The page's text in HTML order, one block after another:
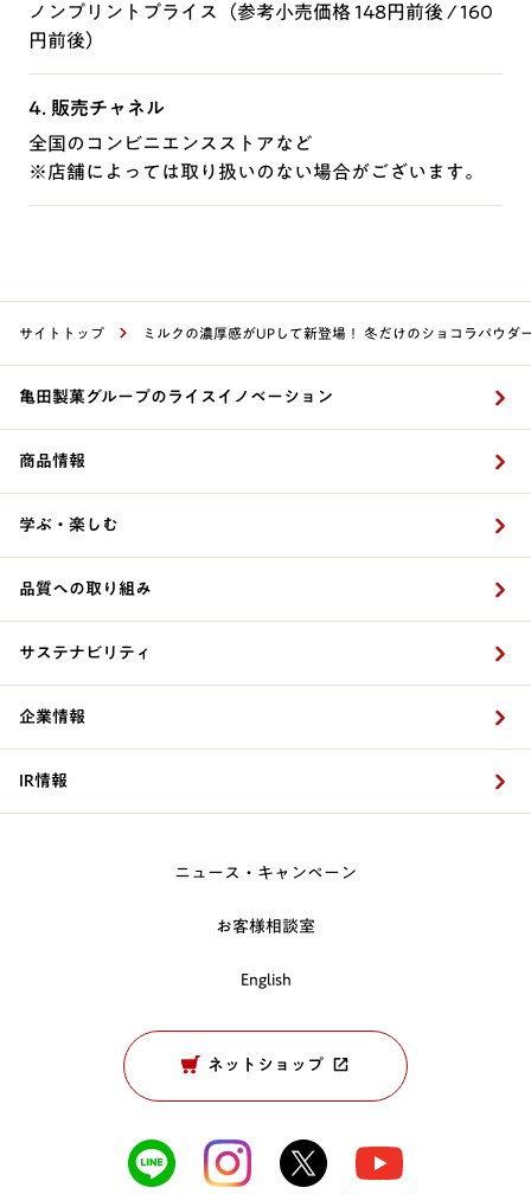
ノンプリントプライス（参考小売価格 148円前後 / 160
円前後）
4. 販売チャネル
全国のコンビニエンスストアなど
※店舗によっては取り扱いのない場合がございます。
サイトトップ ミルクの濃厚感がUPして新登場！ 冬だけのショコラパウ
亀田製菓グループのライスイノベーション
商品情報
学ぶ・楽しむ
品質への取り組み
サステナビリティ
企業情報
IR情報
ニュース・キャンペーン
お客様相談室
English
ネットショップ